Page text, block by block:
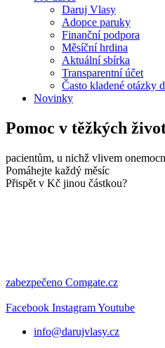
Daruj Vlasy
Adopce paruky
Finanční podpora
Měsíční hrdina
Aktuální sbírka
Transparentní účet
Často kladené otázky
Novinky
Pomoc v těžkých
pacientům, u nichž vlivem
Pomáhejte každý měsíc
Přispět v Kč jinou částkou?
zabezpečeno Comgate.cz
Facebook InstagramYoutube
info@darujvlasy.cz